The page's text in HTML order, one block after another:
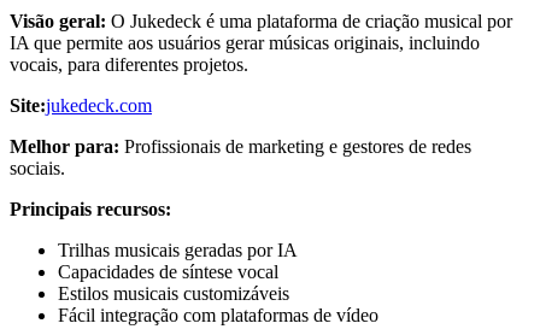
Visão geral: O Jukedeck é uma plataforma de criação musical por
IA que permite aos usuários gerar músicas originais, incluindo
vocais, para diferentes projetos.
Site:jukedeck.com
Melhor para: Profissionais de marketing e gestores de redes
sociais.
Principais recursos:
Trilhas musicais geradas por IA
Capacidades de síntese vocal
Estilos musicais customizáveis
Fácil integração com plataformas de vídeo